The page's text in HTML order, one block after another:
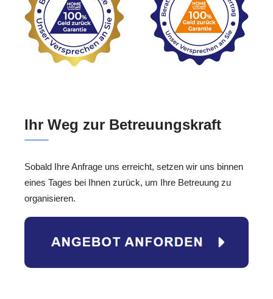
Ihr Weg zur Betreuungskraft
Sobald Ihre Anfrage uns erreicht, setzen wir uns binnen
eines Tages bei Ihnen zurück, um Ihre Betreuung zu
organisieren.